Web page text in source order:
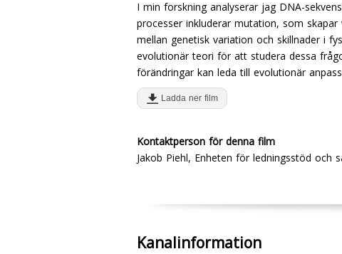
I min forskning analyserar jag DNA-
processer inkluderar mutation, som
mellan genetisk variation och skillnader i
evolutionär teori för att studera dessa
förändringar kan leda till evolutionär
Ladda ner film
Kontaktperson för denna film
Jakob Piehl, Enheten för ledningsstöd och
Kanalinformation